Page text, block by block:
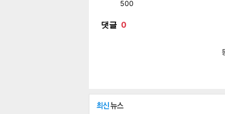
공유 유 로그
트위 카카